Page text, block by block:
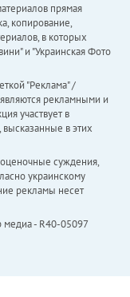
прямая
копирование,
в которых
и "Украинская Фото
"Реклама" /
рекламными и
участвует в
высказанные в этих
оценочные суждения,
украинскому
рекламы несет
медиа - R40-05097